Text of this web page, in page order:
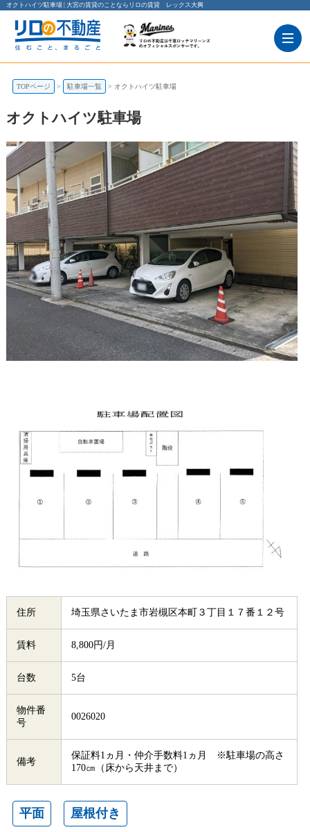
オクトハイツ駐車場 | 大宮の賃貸のことならリロの賃貸 レックス大興
TOPページ 駐車場一覧 オクトハイツ駐車場
オクトハイツ駐車場
住所 埼玉県さいたま市岩槻区本町３丁目１７番１２号
賃料 8,800円/月
台数 5台
物件番
号
0026020
備考
保証料1ヵ月・仲介手数料1ヵ月 ※駐車場の高さ
170㎝（床から天井まで）
平面 屋根付き